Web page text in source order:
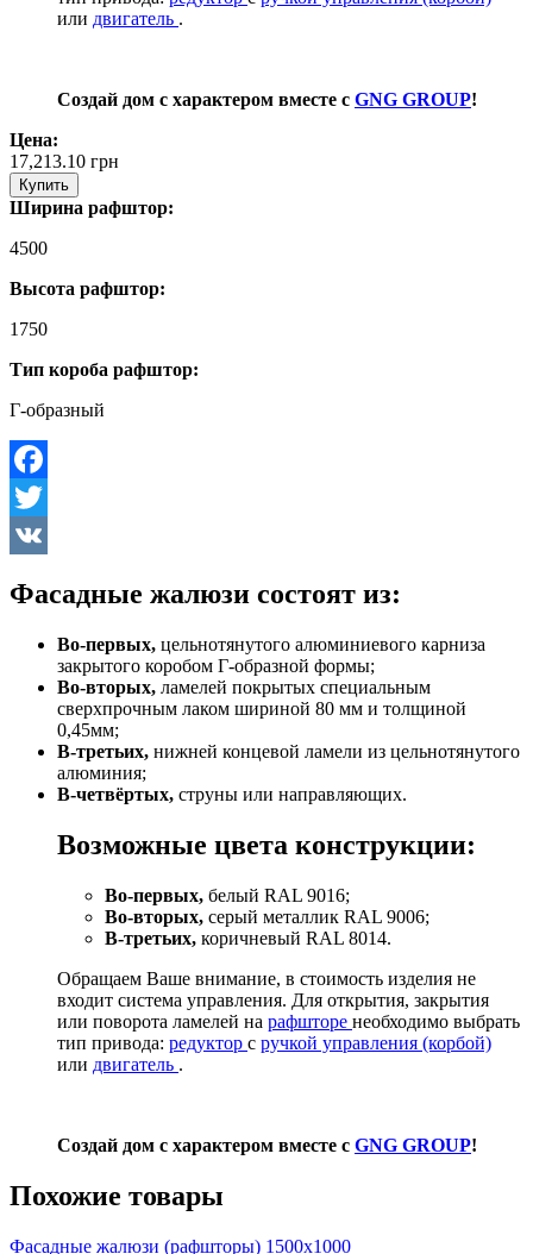
или двигатель .
Создай дом с характером вместе с GNG GROUP!
Цена:
17,213.10 грн
Купить
Ширина рафштор:
4500
Высота рафштор:
1750
Тип короба рафштор:
Г-образный
Facebook
Twitter
Фасадные жалюзи состоят из:
Во-первых, цельнотянутого алюминиевого карниза
закрытого коробом Г-образной формы;
Во-вторых, ламелей покрытых специальным
сверхпрочным лаком шириной 80 мм и толщиной
0,45мм;
В-третьих, нижней концевой ламели из цельнотянутого
алюминия;
В-четвёртых, струны или направляющих.
Возможные цвета конструкции:
Во-первых, белый RAL 9016;
Во-вторых, серый металлик RAL 9006;
В-третьих, коричневый RAL 8014.
Обращаем Ваше внимание, в стоимость изделия не
входит система управления. Для открытия, закрытия
или поворота ламелей на рафшторе необходимо выбрать
тип привода: редуктор с ручкой управления (корбой)
или двигатель .
Создай дом с характером вместе с GNG GROUP!
Похожие товары
Фасадные жалюзи (рафшторы) 1500х1000